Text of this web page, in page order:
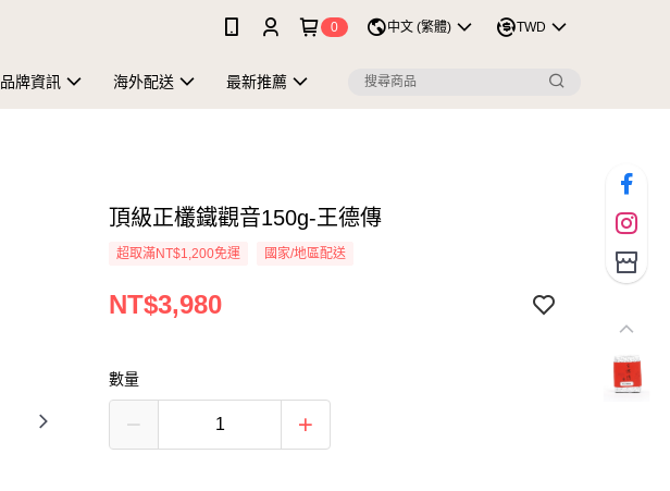
0 中文 (繁體) TWD
品牌資訊 海外配送 最新推薦
頂級正欉鐵觀音150g-王德傳
超取滿NT$1,200免運 國家/地區配送
NT$3,980
數量